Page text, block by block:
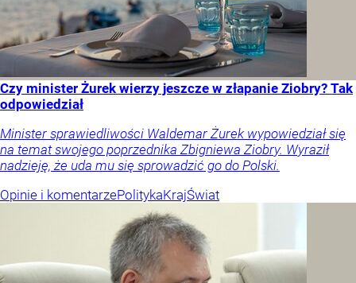
Czy minister Żurek wierzy jeszcze w złapanie Ziobry? Tak
odpowiedział
Minister sprawiedliwości Waldemar Żurek wypowiedział się
na temat swojego poprzednika Zbigniewa Ziobry. Wyraził
nadzieję, że uda mu się sprowadzić go do Polski.
Opinie i komentarzePolitykaKrajŚwiat